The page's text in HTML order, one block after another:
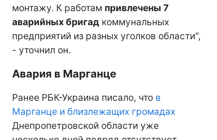
монтажу. К работам привлечены 7
аварийных бригад коммунальных
предприятий из разных уголков области",
- уточнил он.
Авария в Марганце
Ранее РБК-Украина писало, что в
Марганце и близлежащих громадах
Днепропетровской области уже